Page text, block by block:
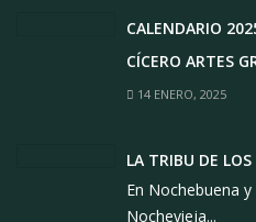
CALENDARIO
CÍCERO ARTES
14 ENERO, 2025
LA TRIBU DE
En Nochebuena
Nochevieja...